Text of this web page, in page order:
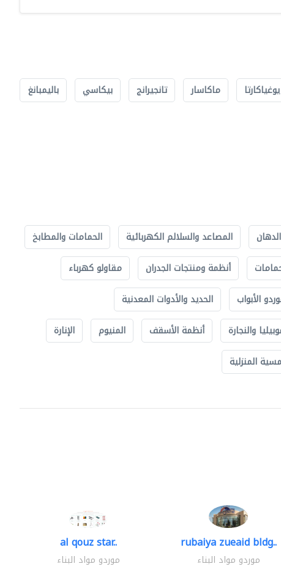
يوغياكارتا ماكاسار تانجيرانج بيكاسي باليمبانغ
الدهان المصاعد والسلالم الكهربائية
الحمامات والمطابخ
أنظمة ومنتجات الجدران
مقاولو كهرباء
الأبواب
الحديد والأدوات المعدنية
والنجارة أنظمة الأسقف المنيوم
الإنارة
المنزلية
al qouz star..
موردو مواد البناء
rubaiya zueaid bldg..
موردو مواد البناء